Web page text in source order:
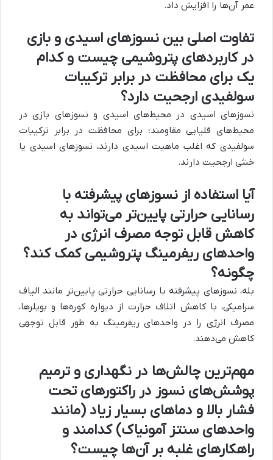
عمر آن‌ها را افزایش داد.
تفاوت اصلی بین نسوزهای اسیدی و بازی
در کاربردهای پتروشیمی چیست و کدام
یک برای محافظت در برابر ترکیبات
سولفیدی ارجحیت دارد؟
نسوزهای اسیدی در محیط‌های اسیدی و نسوزهای بازی در
محیط‌های قلیایی مقاومند؛ برای محافظت در برابر ترکیبات
سولفیدی که اغلب ماهیت اسیدی دارند، نسوزهای اسیدی یا
خنثی ارجحیت دارند.
آیا استفاده از نسوزهای پیشرفته با
رسانایی حرارتی پایین‌تر می‌تواند به
کاهش قابل توجه مصرف انرژی در
واحدهای ریفرمینگ پتروشیمی کمک کند؟
چگونه؟
بله، نسوزهای پیشرفته با رسانایی حرارتی پایین‌تر مانند الیاف
سرامیکی، با کاهش اتلاف حرارت از دیواره کوره‌ها و بویلرها،
مصرف انرژی را در واحدهای ریفرمینگ به طور قابل توجهی
کاهش می‌دهند.
مهم‌ترین چالش‌ها در نگهداری و ترمیم
پوشش‌های نسوز در راکتورهای تحت
فشار بالا و دماهای بسیار زیاد (مانند
واحدهای سنتز آمونیاک) کدامند و
راهکارهای غلبه بر آن‌ها چیست؟